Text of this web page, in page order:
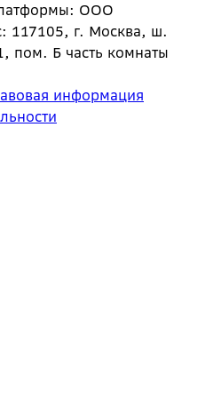
ООО
117105, г. Москва, ш.
пом. Б часть комнаты
информация